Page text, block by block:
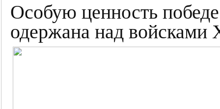
Особую ценность
одержана над войсками